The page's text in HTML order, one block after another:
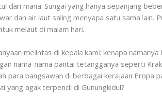
dari mana. Sungai yang hanya sepanjang
dan air laut saling menyapa satu sama lain.
melaut di malam hari.
melintas di kepala kami: kenapa
nama-nama pantai tetangganya seperti
para bangsawan di berbagai kerajaan Eropa
yang agak terpencil di Gunungkidul?